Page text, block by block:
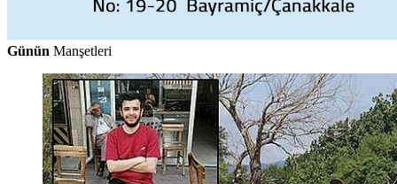
Günün Manşetleri